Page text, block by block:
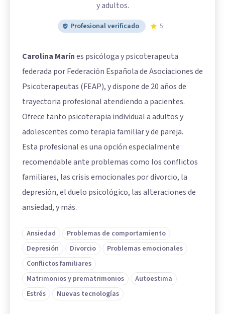
y adultos.
Profesional verificado 5
Carolina Marínes psicóloga y psicoterapeuta
federada por Federación Española de Asociaciones de
Psicoterapeutas (FEAP), y dispone de 20 años de
trayectoria profesional atendiendo a pacientes.
Ofrece tanto psicoterapia individual a adultos y
adolescentes como terapia familiar y de pareja.
Esta profesional es una opción especialmente
recomendable ante problemas como los conflictos
familiares, las crisis emocionales por divorcio, la
depresión, el duelo psicológico, las alteraciones de
ansiedad, y más.
Ansiedad
Problemas de comportamiento
Depresión
Divorcio
Problemas emocionales
Conflictos familiares
Matrimonios y prematrimonios
Autoestima
Estrés
Nuevas tecnologías